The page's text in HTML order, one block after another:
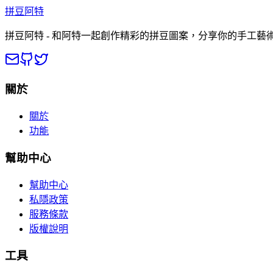
拼豆阿特
拼豆阿特 - 和阿特一起創作精彩的拼豆圖案，分享你的手工藝
關於
關於
功能
幫助中心
幫助中心
私隱政策
服務條款
版權說明
工具